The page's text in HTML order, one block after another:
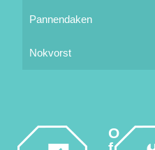
Pannendaken
Nokvorst
O